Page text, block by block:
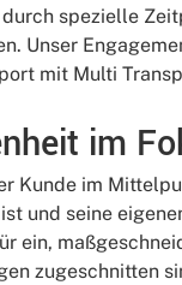
spezielle
Unser
mit Multi
im
Kunde im
und seine
ein,
zugeschnitten